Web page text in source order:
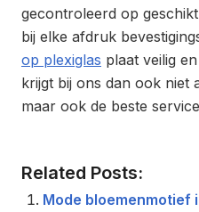
gecontroleerd op
bij elke afdruk
op plexiglas plaat veilig
krijgt bij ons dan ook niet
maar ook de beste
Related Posts:
Mode bloemenmotief